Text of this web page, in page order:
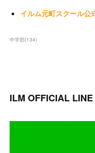
イルム元町スクール公
中学部(134)
ILM OFFICIAL LINE